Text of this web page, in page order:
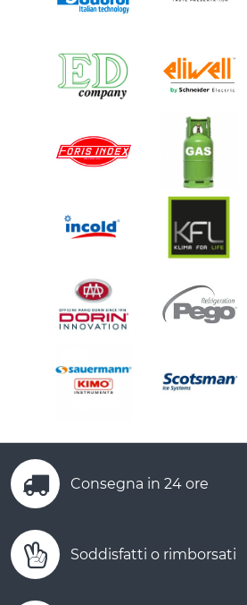
Consegna in 24 ore
Soddisfatti o rimborsati